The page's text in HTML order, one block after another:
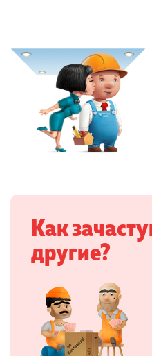
рекомендации, которые
мы вам дадим во время
Как
другие?